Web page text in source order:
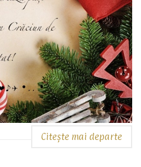
Citește mai departe